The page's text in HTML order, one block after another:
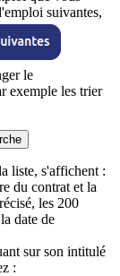
suivantes,
le
exemple les trier
liste, s'affichent :
du contrat et la
les 200
date de
sur son intitulé
: